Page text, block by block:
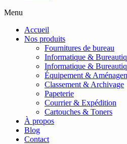
Menu
Accueil
Nos produits
Fournitures de bureau
Informatique &
Informatique &
Équipement &
Classement & Archivage
Papeterie
Courrier & Expédition
Cartouches & Toners
À propos
Blog
Contact